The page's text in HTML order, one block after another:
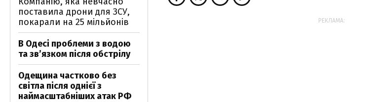
РЕКЛАМА:
поставила дрони для ЗСУ,
покарали на 25 мільйонів
В Одесі проблеми з водою
та звʼязком після обстрілу
Одещина частково без
світла після однієї з
наймасштабніших атак РФ